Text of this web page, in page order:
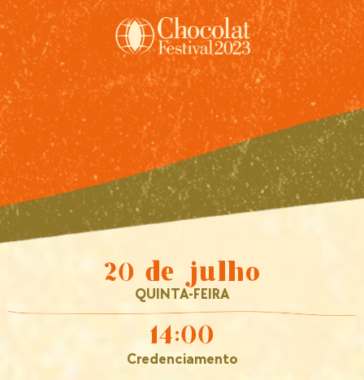
20 de julho
QUINTA-FEIRA
14:00
Credenciamento